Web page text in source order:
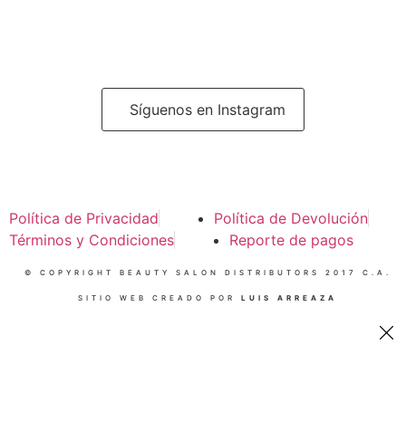
Síguenos en Instagram
Política de Privacidad
Política de Devolución
Términos y Condiciones
Reporte de pagos
© COPYRIGHT BEAUTY SALON DISTRIBUTORS 2017 C.A.
SITIO WEB CREADO POR LUIS ARREAZA